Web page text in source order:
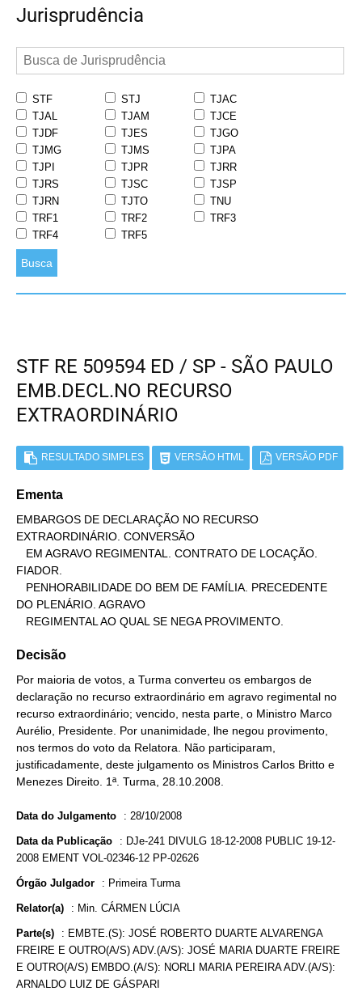
Jurisprudência
STF STJ
TJAC
TJAL
TJAM
TJCE
TJDF
TJES
TJGO
TJMG
TJMS
TJPA
TJPI
TJPR
TJRR
TJRS
TJSC
TJSP
TJRN
TJTO
TNU
TRF1
TRF2
TRF3
TRF4
TRF5
Busca
STF RE 509594 ED / SP - SÃO PAULO
EMB.DECL.NO RECURSO
EXTRAORDINÁRIO
RESULTADO SIMPLES VERSÃO HTML VERSÃO PDF
Ementa
EMBARGOS DE DECLARAÇÃO NO RECURSO
EXTRAORDINÁRIO. CONVERSÃO
FIADOR.
DO PLENÁRIO. AGRAVO
   REGIMENTAL AO QUAL SE NEGA PROVIMENTO.
Decisão
Por maioria de votos, a Turma converteu os embargos de
declaração no recurso extraordinário em agravo regimental no
recurso extraordinário; vencido, nesta parte, o Ministro Marco
Aurélio, Presidente. Por unanimidade, lhe negou provimento,
nos termos do voto da Relatora. Não participaram,
justificadamente, deste julgamento os Ministros Carlos Britto e
Menezes Direito. 1ª. Turma, 28.10.2008.
Data do Julgamento : 28/10/2008
Data da Publicação : DJe-241 DIVULG 18-12-2008 PUBLIC 19-12-
2008 EMENT VOL-02346-12 PP-02626
Órgão Julgador : Primeira Turma
Relator(a) : Min. CÁRMEN LÚCIA
Parte(s) : EMBTE.(S): JOSÉ ROBERTO DUARTE ALVARENGA
FREIRE E OUTRO(A/S) ADV.(A/S): JOSÉ MARIA DUARTE FREIRE
E OUTRO(A/S) EMBDO.(A/S): NORLI MARIA PEREIRA ADV.(A/S):
ARNALDO LUIZ DE GÁSPARI